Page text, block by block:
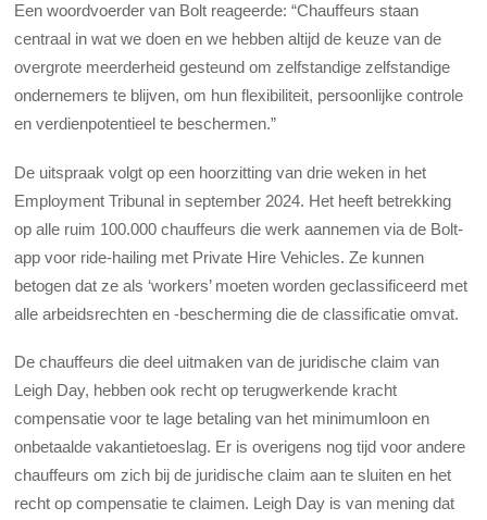
Een woordvoerder van Bolt reageerde: “Chauffeurs staan
centraal in wat we doen en we hebben altijd de keuze van de
overgrote meerderheid gesteund om zelfstandige zelfstandige
ondernemers te blijven, om hun flexibiliteit, persoonlijke controle
en verdienpotentieel te beschermen.”
De uitspraak volgt op een hoorzitting van drie weken in het
Employment Tribunal in september 2024. Het heeft betrekking
op alle ruim 100.000 chauffeurs die werk aannemen via de Bolt-
app voor ride-hailing met Private Hire Vehicles. Ze kunnen
betogen dat ze als ‘workers’ moeten worden geclassificeerd met
alle arbeidsrechten en -bescherming die de classificatie omvat.
De chauffeurs die deel uitmaken van de juridische claim van
Leigh Day, hebben ook recht op terugwerkende kracht
compensatie voor te lage betaling van het minimumloon en
onbetaalde vakantietoeslag. Er is overigens nog tijd voor andere
chauffeurs om zich bij de juridische claim aan te sluiten en het
recht op compensatie te claimen. Leigh Day is van mening dat